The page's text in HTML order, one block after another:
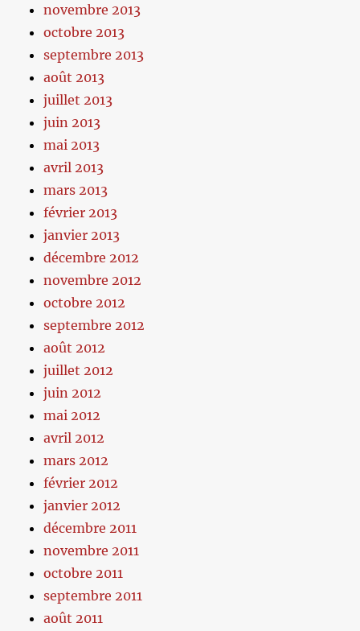
novembre 2013
octobre 2013
septembre 2013
août 2013
juillet 2013
juin 2013
mai 2013
avril 2013
mars 2013
février 2013
janvier 2013
décembre 2012
novembre 2012
octobre 2012
septembre 2012
août 2012
juillet 2012
juin 2012
mai 2012
avril 2012
mars 2012
février 2012
janvier 2012
décembre 2011
novembre 2011
octobre 2011
septembre 2011
août 2011